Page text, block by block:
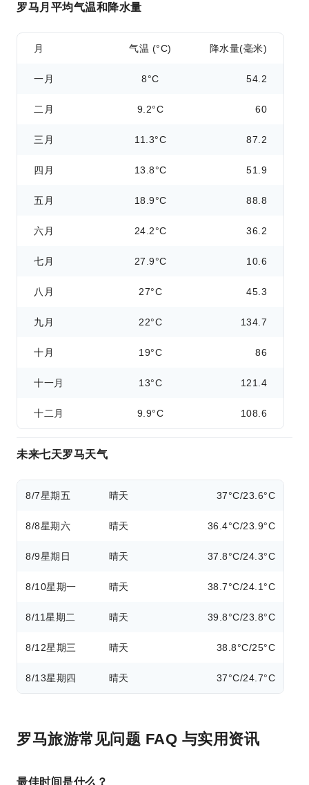
罗马月平均气温和降水量
月 气温 (°C) 降水量(毫米)
一月 8°C 54.2
二月 9.2°C 60
三月 11.3°C 87.2
四月 13.8°C 51.9
五月 18.9°C 88.8
六月 24.2°C 36.2
七月 27.9°C 10.6
八月 27°C 45.3
九月 22°C 134.7
十月 19°C 86
十一月 13°C 121.4
十二月 9.9°C 108.6
未来七天罗马天气
8/7星期五 晴天 37°C/23.6°C
8/8星期六 晴天 36.4°C/23.9°C
8/9星期日 晴天 37.8°C/24.3°C
8/10星期一 晴天 38.7°C/24.1°C
8/11星期二 晴天 39.8°C/23.8°C
8/12星期三 晴天 38.8°C/25°C
8/13星期四 晴天 37°C/24.7°C
罗马旅游常见问题 FAQ 与实用资讯
最佳时间是什么？